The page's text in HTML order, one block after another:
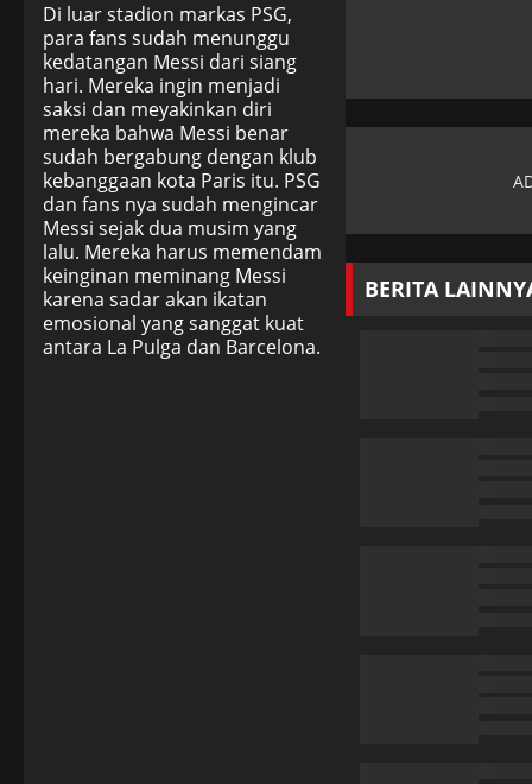
Di luar stadion markas PSG,
para fans sudah menunggu
kedatangan Messi dari siang
hari. Mereka ingin menjadi
saksi dan meyakinkan diri
mereka bahwa Messi benar
sudah bergabung dengan klub
kebanggaan kota Paris itu. PSG
dan fans nya sudah mengincar
Messi sejak dua musim yang
lalu. Mereka harus memendam
keinginan meminang Messi
karena sadar akan ikatan
emosional yang sanggat kuat
antara La Pulga dan Barcelona.
BERITA